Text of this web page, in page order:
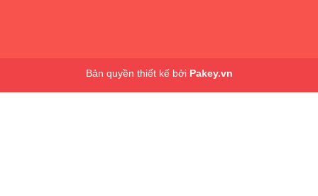
Bản quyền thiết kế bởi Pakey.vn